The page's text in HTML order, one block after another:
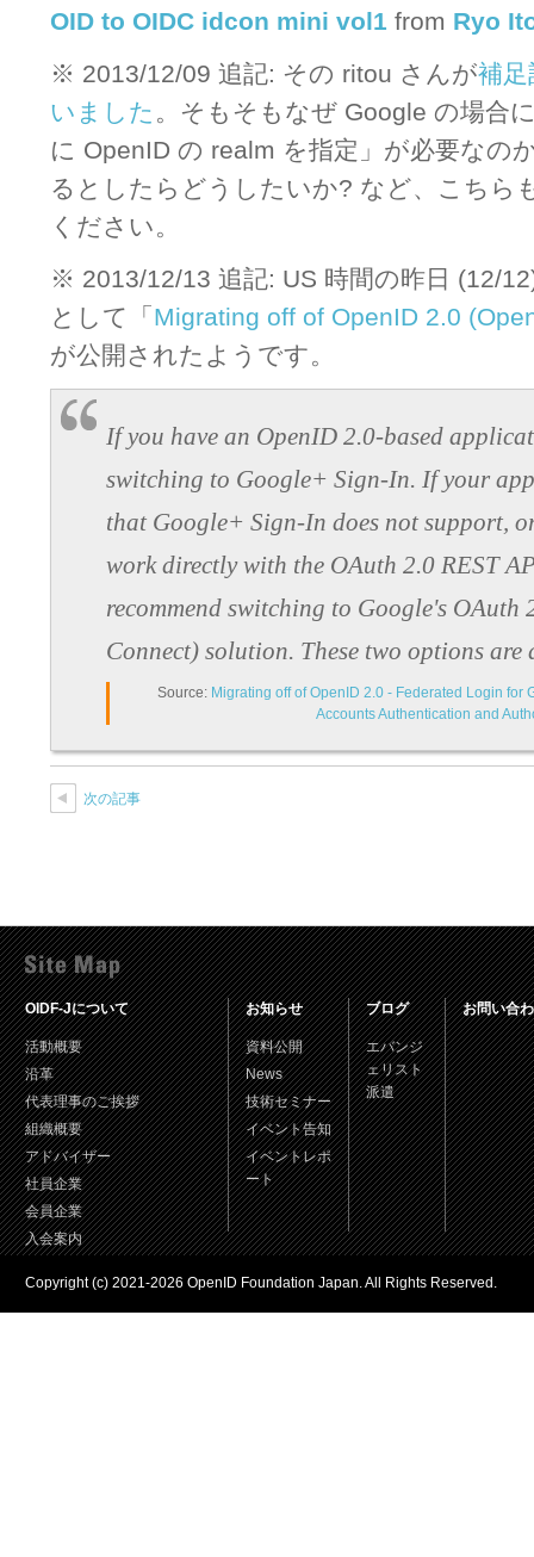
OID to OIDC idcon mini vol1 from Ryo
※ 2013/12/09 追記: その ritou さんが補
いました 。そもそもなぜ Google の場合
に OpenID の realm を指定」が必要なの
るとしたらどうしたいか? など、こちら
ください。
※ 2013/12/13 追記: US 時間の昨日 (12/
として「 Migrating off of OpenID 2.0
が公開されたようです。
If you have an OpenID 2.0-based
switching to Google+ Sign-In. If your
that Google+ Sign-In does not support,
work directly with the OAuth 2.0 REST
recommend switching to Google's
Connect) solution. These two options are
Source: Migrating off of OpenID 2.0 - Federated Login for
Accounts Authentication and
次の記事
OIDF-Jについて
活動概要
沿革
代表理事のご挨拶
組織概要
アドバイザー
社員企業
会員企業
入会案内
お知らせ
資料公開
News
技術セミナー
イベント告知
イベントレポ
ート
ブログ
エバンジ
ェリスト
派遣
お問い合
Copyright (c) 2021-2026 OpenID Foundation Japan. All Rights Reserved.